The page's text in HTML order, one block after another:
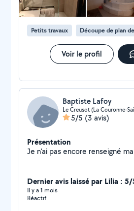
Petits travaux Découpe de plan
Voir le profil
Baptiste Lafoy
Le Creusot (La Couronne-
5/5 (3 avis)
Présentation
Dernier avis laissé par Lilia : 5/
Il y a 1 mois
Réactif